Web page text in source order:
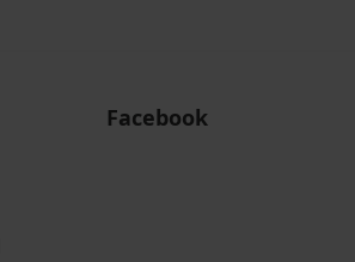
Facebook